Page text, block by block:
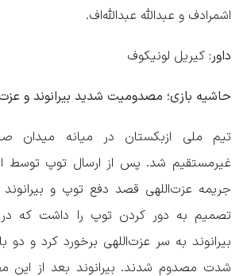
اشمرادف و عبدالله عبدالله‌اف.
داور: کیریل لونیکوف
حاشیه بازی؛ مصدومیت شدید بیرانوند و
تیم ملی ازبکستان در میانه
غیرمستقیم شد. پس از ارسال توپ توسط
جریمه عزت‌اللهی قصد دفع توپ و بیرانوند
تصمیم به دور کردن توپ را داشت که
بیرانوند به سر عزت‌اللهی برخورد کرد و دو
شدت مصدوم شدند. بیرانوند بعد از این